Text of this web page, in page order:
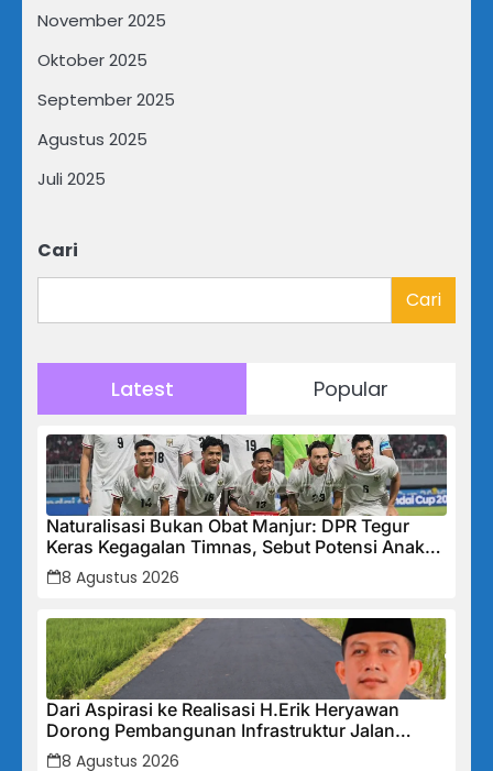
November 2025
Oktober 2025
September 2025
Agustus 2025
Juli 2025
Cari
Cari
Latest Popular
Naturalisasi Bukan Obat Manjur: DPR Tegur
Keras Kegagalan Timnas, Sebut Potensi Anak
Bangsa Terabaikan Demi “Jalan Pintas”
8 Agustus 2026
Dari Aspirasi ke Realisasi H.Erik Heryawan
Dorong Pembangunan Infrastruktur Jalan
Cikalong Bunder
8 Agustus 2026